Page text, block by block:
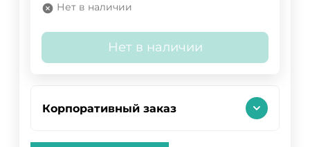
Нет в наличии
Нет в наличии
Корпоративный заказ